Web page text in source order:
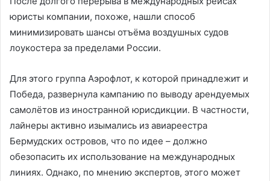
юристы компании, похоже, нашли способ
минимизировать шансы отъёма воздушных судов
лоукостера за пределами России.
Для этого группа Аэрофлот, к которой принадлежит и
Победа, развернула кампанию по выводу арендуемых
самолётов из иностранной юрисдикции. В частности,
лайнеры активно изымались из авиареестра
Бермудских островов, что по идее – должно
обезопасить их использование на международных
линиях. Однако, по мнению экспертов, этого может